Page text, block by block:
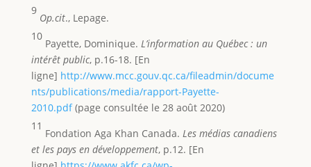
9
Op.cit., Lepage.
10
Payette, Dominique. L’information au Québec : un
intérêt public, p.16-18. [En
ligne] http://www.mcc.gouv.qc.ca/fileadmin/docume
nts/publications/media/rapport-Payette-
2010.pdf(page consultée le 28 août 2020)
11
Fondation Aga Khan Canada. Les médias canadiens
et les pays en développement, p.12. [En